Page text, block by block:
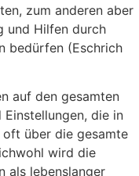
zum anderen aber
und Hilfen durch
bedürfen (Eschrich
auf den gesamten
Einstellungen, die in
über die gesamte
wird die
als lebenslanger